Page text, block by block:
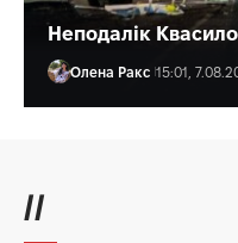
Неподалік
Олена Ракс 15:01,
//